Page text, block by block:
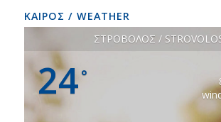
ΚΑΙΡΟΣ / WEATHER
ΣΤΡΟΒΟΛΟΣ /
24°